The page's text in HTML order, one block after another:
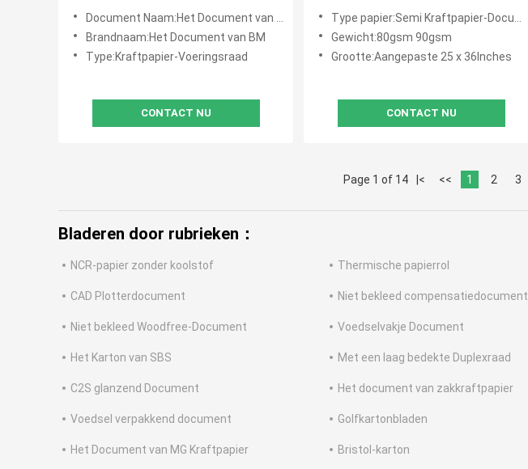
Kartoncompensatie voor
Verpakkingsvakje
Document Naam:Het Document van Reddishnesskraftpapier
Brandnaam:Het Document van BM
Type:Kraftpapier-Voeringsraad
CONTACT NU
Verlengbaar Kraftpapier-Document
voor Cementzakken
Type papier:Semi Kraftpapier-Document
Gewicht:80gsm 90gsm
Grootte:Aangepaste 25 x 36Inches
CONTACT NU
Page 1 of 14 |< << 1 2 3
Bladeren door rubrieken：
NCR-papier zonder koolstof Thermische papierrol
CAD Plotterdocument Niet bekleed compensatiedocument
Niet bekleed Woodfree-Document Voedselvakje Document
Het Karton van SBS Met een laag bedekte Duplexraad
C2S glanzend Document Het document van zakkraftpapier
Voedsel verpakkend document Golfkartonbladen
Het Document van MG Kraftpapier Bristol-karton